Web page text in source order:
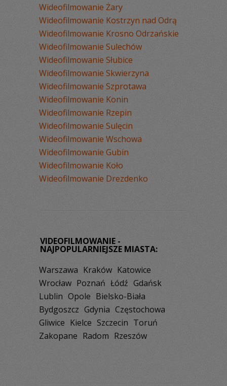
Wideofilmowanie Żary
Wideofilmowanie Kostrzyn nad Odrą
Wideofilmowanie Krosno Odrzańskie
Wideofilmowanie Sulechów
Wideofilmowanie Słubice
Wideofilmowanie Skwierzyna
Wideofilmowanie Szprotawa
Wideofilmowanie Konin
Wideofilmowanie Rzepin
Wideofilmowanie Sulęcin
Wideofilmowanie Wschowa
Wideofilmowanie Gubin
Wideofilmowanie Koło
Wideofilmowanie Drezdenko
VIDEOFILMOWANIE -
NAJPOPULARNIEJSZE MIASTA:
Warszawa Kraków Katowice
Wrocław Poznań Łódź Gdańsk
Lublin Opole Bielsko-Biała
Bydgoszcz Gdynia Częstochowa
Gliwice Kielce Szczecin Toruń
Zakopane Radom Rzeszów